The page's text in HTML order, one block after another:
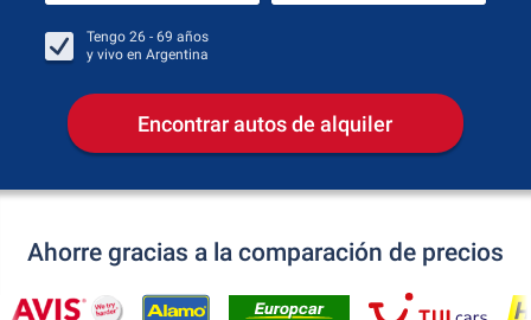
Tengo 26 - 69 años
y vivo en Argentina
Encontrar autos de alquiler
Ahorre gracias a la comparación de precios